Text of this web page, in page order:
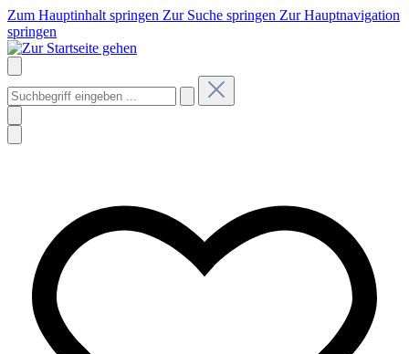
Zum Hauptinhalt springen Zur Suche springen Zur Hauptnavigation
springen